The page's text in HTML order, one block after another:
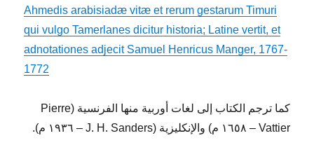
Ahmedis arabisiadæ vitæ et rerum gestarum Timuri
qui vulgo Tamerlanes dicitur historia; Latine vertit, et
adnotationes adjecit Samuel Henricus Manger, 1767-
1772
كما ترجم الكتاب إلى لغات أوربية منها الفرنسية (Pierre
Vattier – ١٦٥٨ م) والإنكليزية (J. H. Sanders – ١٩٣٦ م).